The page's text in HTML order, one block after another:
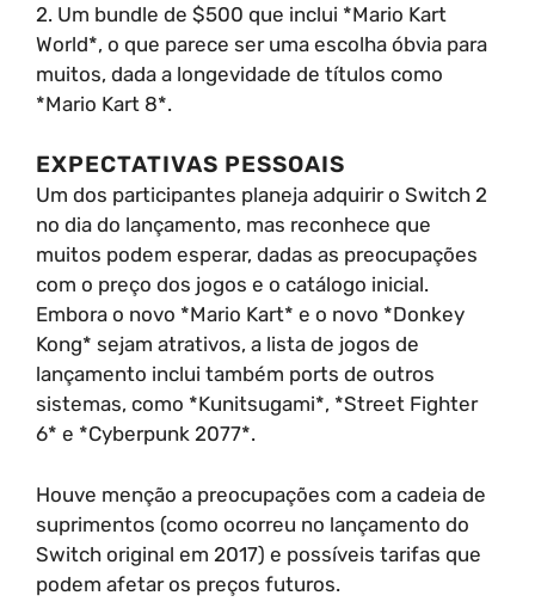
2. Um bundle de $500 que inclui *Mario Kart
World*, o que parece ser uma escolha óbvia para
muitos, dada a longevidade de títulos como
*Mario Kart 8*.
EXPECTATIVAS PESSOAIS
Um dos participantes planeja adquirir o Switch 2
no dia do lançamento, mas reconhece que
muitos podem esperar, dadas as preocupações
com o preço dos jogos e o catálogo inicial.
Embora o novo *Mario Kart* e o novo *Donkey
Kong* sejam atrativos, a lista de jogos de
lançamento inclui também ports de outros
sistemas, como *Kunitsugami*, *Street Fighter
6* e *Cyberpunk 2077*.
Houve menção a preocupações com a cadeia de
suprimentos (como ocorreu no lançamento do
Switch original em 2017) e possíveis tarifas que
podem afetar os preços futuros.